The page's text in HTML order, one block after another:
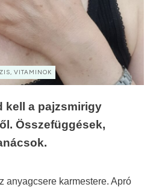
VITAMINOK
kell a pajzsmirigy
Összefüggések,
anyagcsere karmestere. Apró